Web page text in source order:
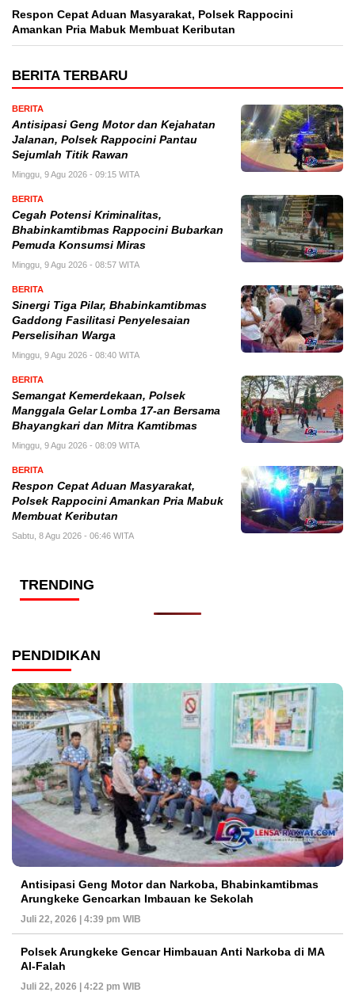
Respon Cepat Aduan Masyarakat, Polsek Rappocini
Amankan Pria Mabuk Membuat Keributan
BERITA TERBARU
BERITA
Antisipasi Geng Motor dan Kejahatan
Jalanan, Polsek Rappocini Pantau
Sejumlah Titik Rawan
Minggu, 9 Agu 2026 - 09:15 WITA
BERITA
Cegah Potensi Kriminalitas,
Bhabinkamtibmas Rappocini Bubarkan
Pemuda Konsumsi Miras
Minggu, 9 Agu 2026 - 08:57 WITA
BERITA
Sinergi Tiga Pilar, Bhabinkamtibmas
Gaddong Fasilitasi Penyelesaian
Perselisihan Warga
Minggu, 9 Agu 2026 - 08:40 WITA
BERITA
Semangat Kemerdekaan, Polsek
Manggala Gelar Lomba 17-an Bersama
Bhayangkari dan Mitra Kamtibmas
Minggu, 9 Agu 2026 - 08:09 WITA
BERITA
Respon Cepat Aduan Masyarakat,
Polsek Rappocini Amankan Pria Mabuk
Membuat Keributan
Sabtu, 8 Agu 2026 - 06:46 WITA
TRENDING
PENDIDIKAN
Antisipasi Geng Motor dan Narkoba, Bhabinkamtibmas
Arungkeke Gencarkan Imbauan ke Sekolah
Juli 22, 2026 | 4:39 pm WIB
Polsek Arungkeke Gencar Himbauan Anti Narkoba di MA
Al-Falah
Juli 22, 2026 | 4:22 pm WIB